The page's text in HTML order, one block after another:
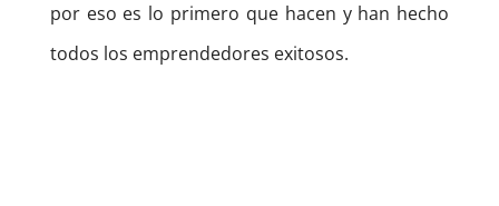
por eso es lo primero que hacen y han hecho
todos los emprendedores exitosos.